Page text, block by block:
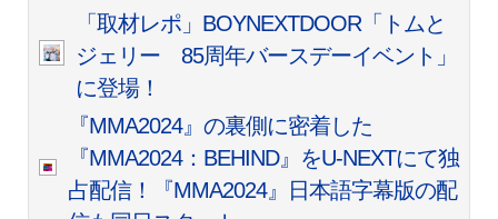
「取材レポ」BOYNEXTDOOR「トムと
ジェリー 85周年バースデーイベント」
に登場！
『MMA2024』の裏側に密着した
『MMA2024：BEHIND』をU-NEXTにて独
占配信！『MMA2024』日本語字幕版の配